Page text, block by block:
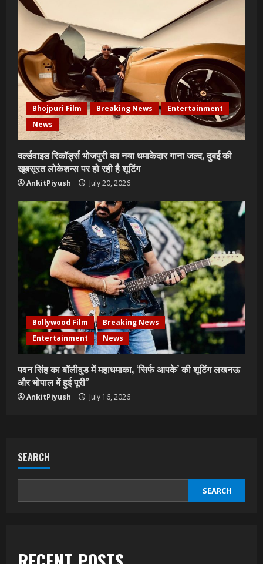
Bhojpuri Film Breaking News
Entertainment
News
वर्ल्डवाइड रिकॉर्ड्स भोजपुरी का नया धमाकेदार गाना जल्द, दुबई की
खूबसूरत लोकेशन्स पर हो रही है शूटिंग
AnkitPiyush July 20, 2026
Bollywood Film
Breaking News
Entertainment
News
पवन सिंह का बॉलीवुड में महाधमाका, ‘सिर्फ आपके’ की शूटिंग लखनऊ
और भोपाल में हुई पूरी”
AnkitPiyush July 16, 2026
SEARCH
SEARCH